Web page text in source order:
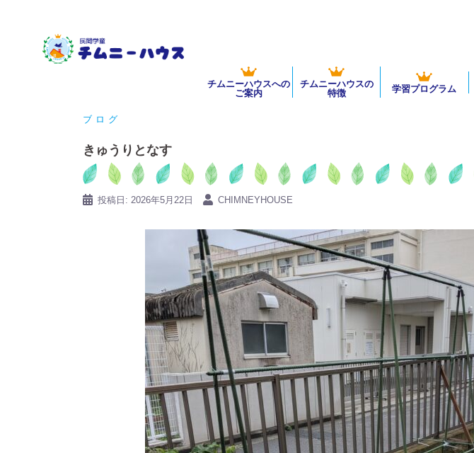
チムニーハウスへの
ご案内
チムニーハウスの
特徴
学習プログラム
ブログ
きゅうりとなす
投稿日: 2026年5月22日 CHIMNEYHOUSE